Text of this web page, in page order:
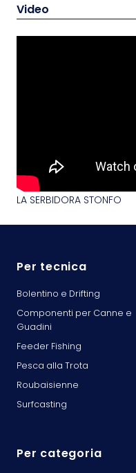
Video
LA SERBIDORA STONFO
Per tecnica
Bolentino e Drifting
Componenti per Canne e
Guadini
Feeder Fishing
Pesca alla Trota
Roubaisienne
Surfcasting
Per categoria